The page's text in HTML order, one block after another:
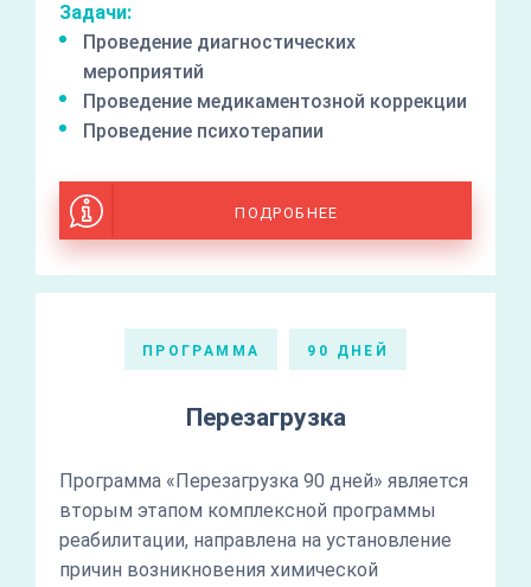
Задачи:
Проведение диагностических
мероприятий
Проведение медикаментозной коррекции
Проведение психотерапии
ПОДРОБНЕЕ
ПРОГРАММА 90 ДНЕЙ
Перезагрузка
Программа «Перезагрузка 90 дней» является
вторым этапом комплексной программы
реабилитации, направлена на установление
причин возникновения химической